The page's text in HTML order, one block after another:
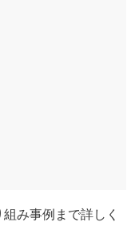
み事例まで詳しく